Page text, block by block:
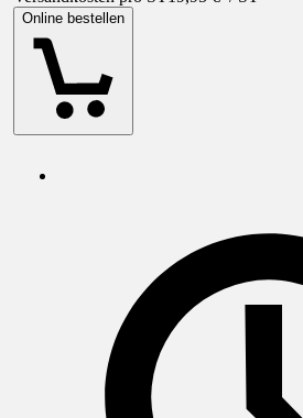
Online bestellen